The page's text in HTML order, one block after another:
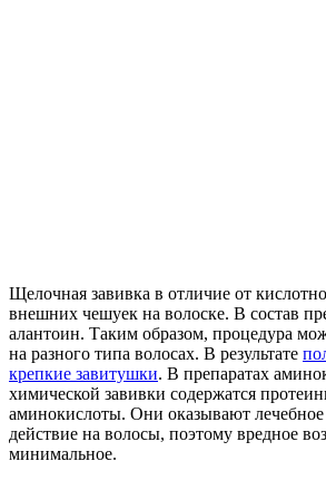
Щелочная завивка в отличие от
внешних чешуек на волоске. В состав
алантоин. Таким образом, процедура
на разного типа волосах. В результате
крепкие завитушки. В препаратах
химической завивки содержатся
аминокислоты. Они оказывают лечебное
действие на волосы, поэтому вредное
минимальное.